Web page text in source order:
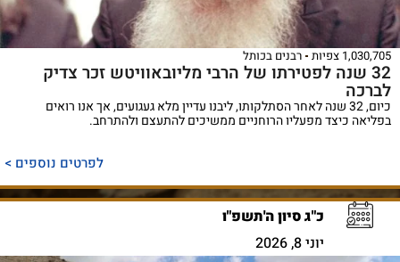
1,030,705 צפיות רבנים בכותל
32 שנה לפטירתו של הרבי מליובאוויטש זכר צדיק
לברכה
כיום, 32 שנה לאחר הסתלקותו, ליבנו עדיין מלא געגועים, אך אנו רואים
בפליאה כיצד מפעליו הרוחניים ממשיכים להתעצם ולהתרחב.
לפרטים נוספים >
כ"ג סיון ה'תשפ"ו
יוני 8, 2026